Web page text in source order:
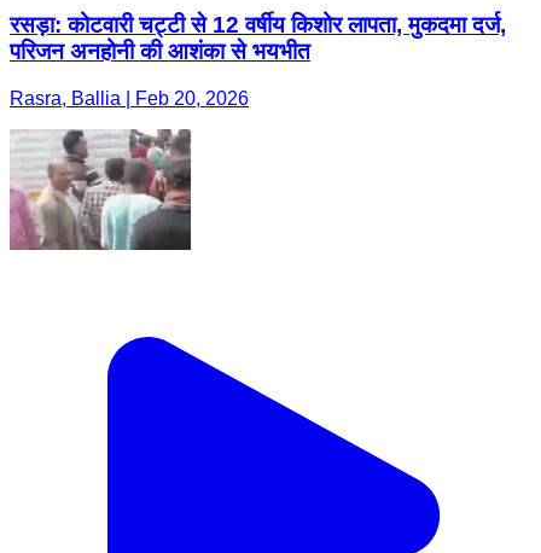
रसड़ा: कोटवारी चट्टी से 12 वर्षीय किशोर लापता, मुकदमा दर्ज,
परिजन अनहोनी की आशंका से भयभीत
Rasra, Ballia | Feb 20, 2026